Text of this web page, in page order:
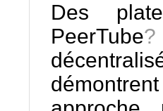
Des
PeerTube?